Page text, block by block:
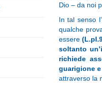
Dio – da noi
In tal senso
qualche
essere
soltanto
richiede
guarigione
attraverso la